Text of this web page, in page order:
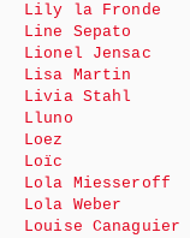
Lily la Fronde
Line Sepato
Lionel Jensac
Lisa Martin
Livia Stahl
Lluno
Loez
Loïc
Lola Miesseroff
Lola Weber
Louise Canaguier